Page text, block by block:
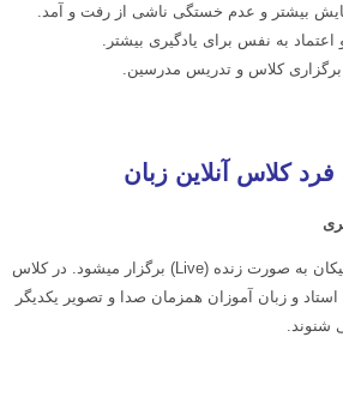
بیشتر و عدم خستگی ناشی از رفت و آمد.
اعتماد به نفس برای یادگیری بیشتر.
برگزاری کلاس و تدریس مدرسین.
کلاس آنلاین زبان
دوره آموزش آنلاین زبان اسپیکان به صورت زنده (Live) برگزار میشود. در کلاس
استاد و زبان آموزان همزمان صدا و تصویر یکدیگر
شنوند.